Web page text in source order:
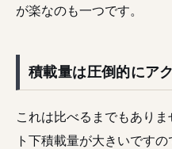
が楽なのも一つです。
積載量は圧倒的にア
これは比べるまでもあり
ト下積載量が大きいですの